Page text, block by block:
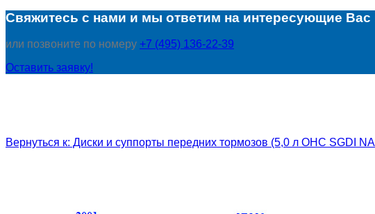
Свяжитесь с нами и мы ответим на интересующие
или позвоните по номеру +7 (495) 136-22-39
Оставить заявку!
Вернуться к: Диски и суппорты передних тормозов (5,0 л OHC SGDI